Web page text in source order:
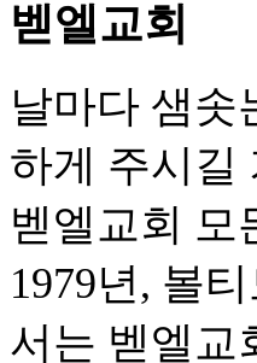
벧엘교회
날마다 샘솟
하게 주시길
벧엘교회 모
1979년, 볼
서는 벧엘교